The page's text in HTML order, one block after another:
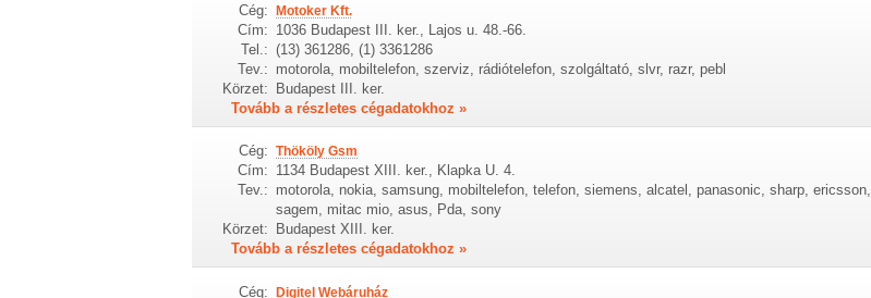
Cég: Motoker Kft.
Cím: 1036 Budapest III. ker., Lajos u. 48.-66.
Tel.: (13) 361286, (1) 3361286
Tev.: motorola, mobiltelefon, szerviz, rádiótelefon, szolgáltató, slvr, razr, pebl
Körzet:
Budapest III. ker.
Tovább a részletes cégadatokhoz »
Cég: Thököly Gsm
Cím: 1134 Budapest XIII. ker., Klapka U. 4.
Tev.: motorola, nokia, samsung, mobiltelefon, telefon, siemens, alcatel, panasonic, sharp, ericsson,
sagem, mitac mio, asus, Pda, sony
Körzet:
Budapest XIII. ker.
Tovább a részletes cégadatokhoz »
Cég: Digitel Webáruház